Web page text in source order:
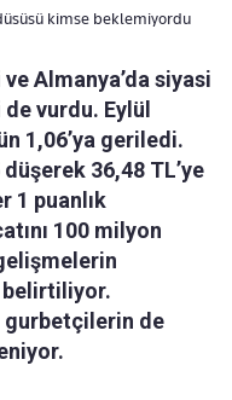
kimse beklemiyordu
ve Almanya’da siyasi
vurdu. Eylül
1,06’ya geriledi.
36,48 TL’ye
1 puanlık
100 milyon
belirtiliyor.
gurbetçilerin de